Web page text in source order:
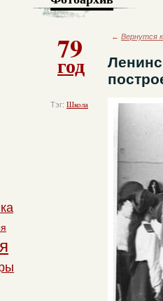
79
год
Тэг: Школа
← Вернутся